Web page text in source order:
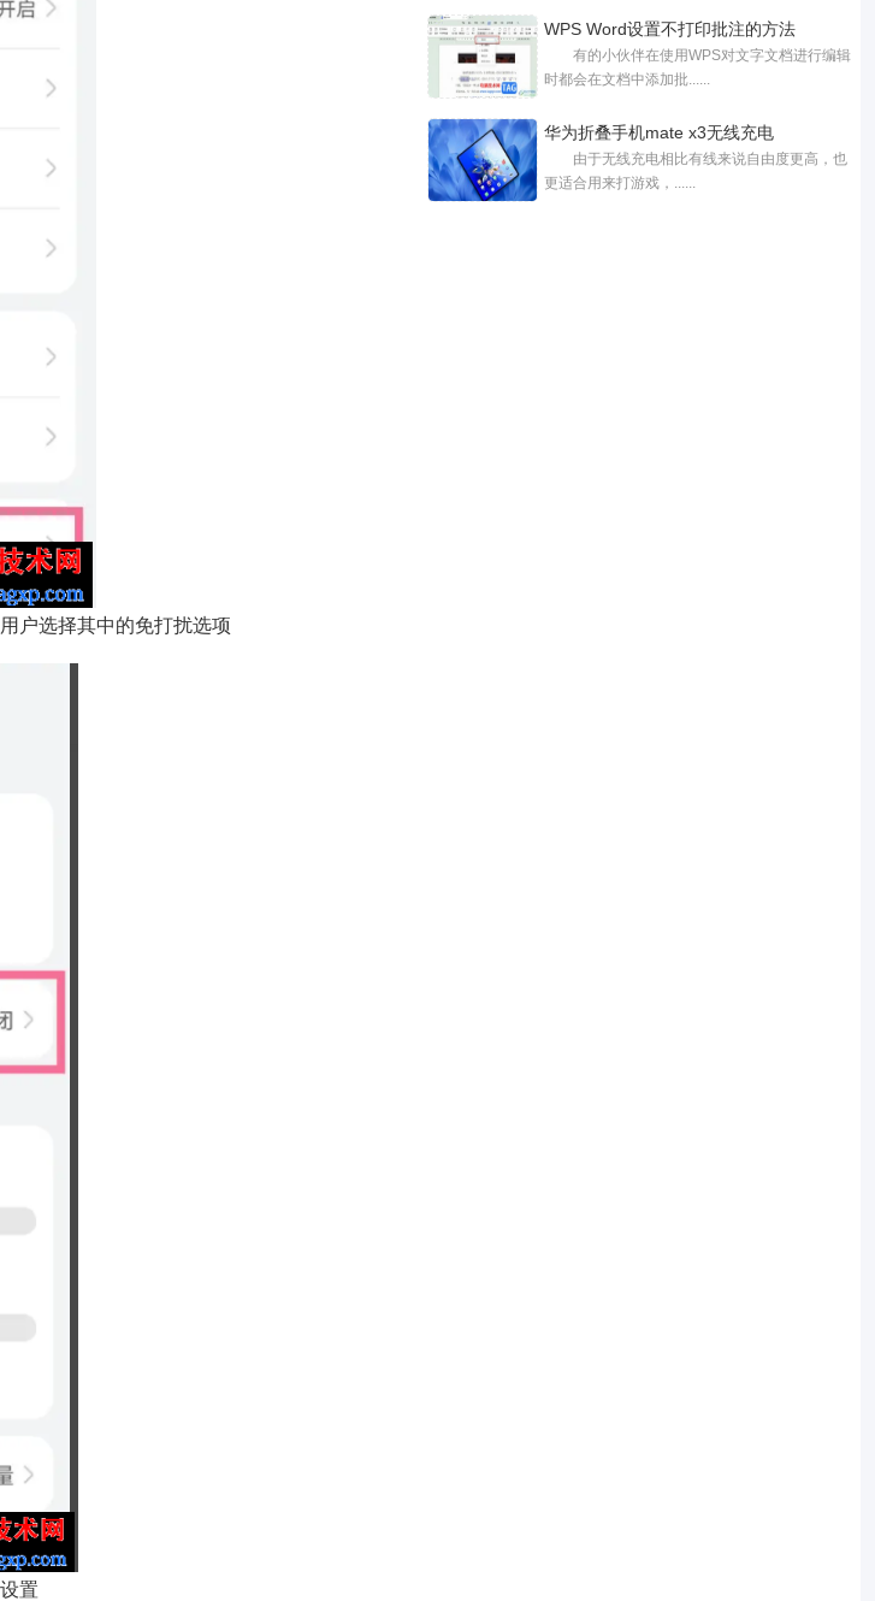
户选择其中的免打扰选项
置
WPS Word设置不打印批注的方法
有的小伙伴在使用WPS对文字文档进行编辑
时都会在文档中添加批......
华为折叠手机mate x3无线充电
由于无线充电相比有线来说自由度更高，也
更适合用来打游戏，......